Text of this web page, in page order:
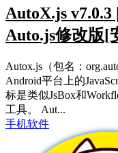
AutoX.js v7.0.3
Auto.js修改版[
Autox.js（包名：
Android平台上的
标是类似JsBox和
工具。 Aut...
手机软件